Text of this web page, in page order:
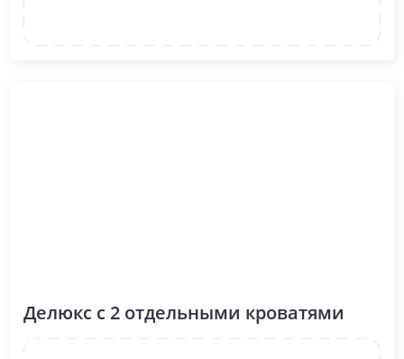
Делюкс с 2 отдельными кроватями